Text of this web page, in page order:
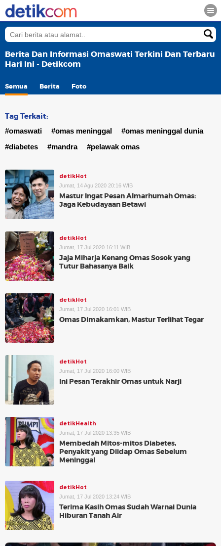
Berita Dan Informasi Omaswati Terkini Dan Terbaru
Hari Ini - Detikcom
Semua Berita Foto
Tag Terkait:
#omaswati #omas meninggal
#omas meninggal dunia
#diabetes
#mandra #pelawak omas
detikHot
Jumat, 14 Agu 2020 20:16 WIB
Mastur Ingat Pesan Almarhumah Omas:
Jaga Kebudayaan Betawi
detikHot
Jumat, 17 Jul 2020 16:11 WIB
Jaja Miharja Kenang Omas Sosok yang
Tutur Bahasanya Baik
detikHot
Jumat, 17 Jul 2020 16:01 WIB
Omas Dimakamkan, Mastur Terlihat Tegar
detikHot
Jumat, 17 Jul 2020 16:00 WIB
Ini Pesan Terakhir Omas untuk Narji
detikHealth
Jumat, 17 Jul 2020 13:35 WIB
Membedah Mitos-mitos Diabetes,
Penyakit yang Diidap Omas Sebelum
Meninggal
detikHot
Jumat, 17 Jul 2020 13:24 WIB
Terima Kasih Omas Sudah Warnai Dunia
Hiburan Tanah Air